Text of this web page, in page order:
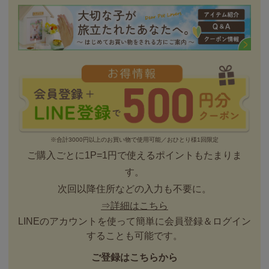
※合計3000円以上のお買い物で使用可能／おひとり様1回限定
ご購入ごとに1P=1円で使えるポイントもたまりま
す。
次回以降住所などの入力も不要に。
⇒詳細はこちら
LINEのアカウントを使って簡単に会員登録＆ログイン
することも可能です。
ご登録はこちらから